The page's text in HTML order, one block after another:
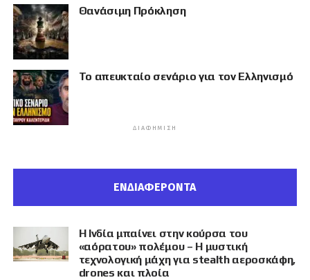
Θανάσιμη Πρόκληση
Το απευκταίο σενάριο για τον Ελληνισμό
ΔΙΑΦΉΜΙΣΗ
ΕΝΔΙΑΦΕΡΟΝΤΑ
Η Ινδία μπαίνει στην κούρσα του
«αόρατου» πολέμου – Η μυστική
τεχνολογική μάχη για stealth αεροσκάφη,
drones και πλοία